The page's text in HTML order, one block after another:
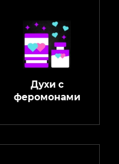
Духи с
феромонами